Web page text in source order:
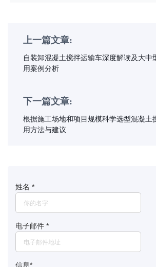
上一篇文章:
自装卸混凝土搅拌运输车深度解读及大中
用案例分析
下一篇文章:
根据施工场地和项目规模科学选型混凝土
用方法与建议
姓名 *
电子邮件 *
信息*